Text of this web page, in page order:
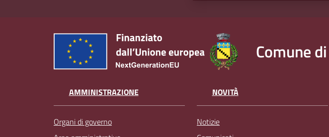
Comune
AMMINISTRAZIONE
Organi di governo
NOVITÀ
Notizie